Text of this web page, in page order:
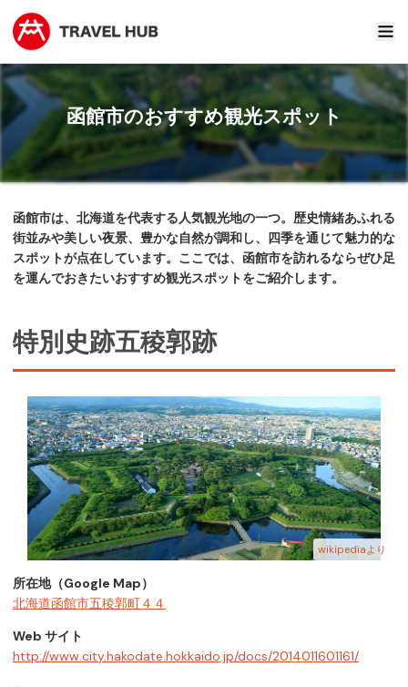
函館市のおすすめ観光スポット
函館市は、北海道を代表する人気観光地の一つ。歴史情緒あふれる
街並みや美しい夜景、豊かな自然が調和し、四季を通じて魅力的な
スポットが点在しています。ここでは、函館市を訪れるならぜひ足
を運んでおきたいおすすめ観光スポットをご紹介します。
特別史跡五稜郭跡
wikipediaより
所在地（Google Map）
北海道函館市五稜郭町４４
Web サイト
http://www.city.hakodate.hokkaido.jp/docs/2014011601161/